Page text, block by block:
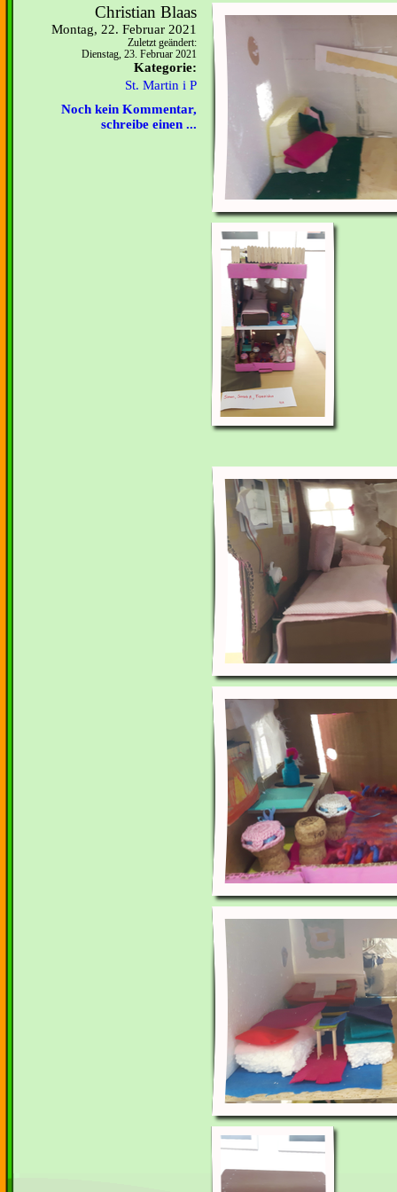
Christian Blaas
Montag, 22. Februar 2021
Zuletzt geändert:
Dienstag, 23. Februar 2021
Kategorie:
St. Martin i P
Noch kein Kommentar,
schreibe einen ...